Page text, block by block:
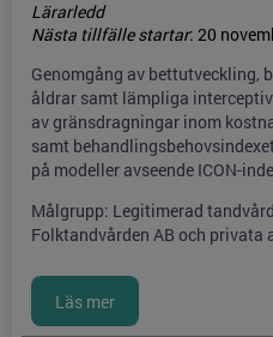
Lärarledd
Nästa tillfälle startar: 20
Genomgång av bettutveckling,
åldrar samt lämpliga
av gränsdragningar inom
samt
på modeller avseende ICON-
Målgrupp: Legitimerad
Folktandvården AB och privata